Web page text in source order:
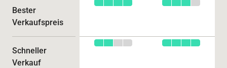
Bester
Verkaufspreis
Schneller
Verkauf